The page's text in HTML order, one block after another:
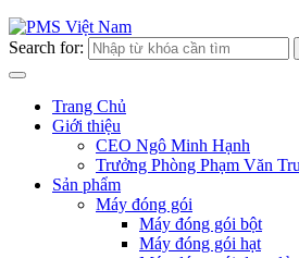
Search for:
Trang Chủ
Giới thiệu
CEO Ngô Minh Hạnh
Trưởng Phòng Phạm Văn
Sản phẩm
Máy đóng gói
Máy đóng gói bột
Máy đóng gói hạt